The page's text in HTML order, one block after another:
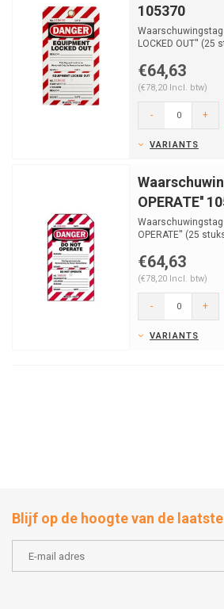
105370
LOCKED OUT'' (25
€64,63
(€78,20 Incl. btw)
- +
VARIANTS
OPERATE''
OPERATE'' (25
€64,63
(€78,20 Incl. btw)
- +
VARIANTS
Blijf op de hoogte van de